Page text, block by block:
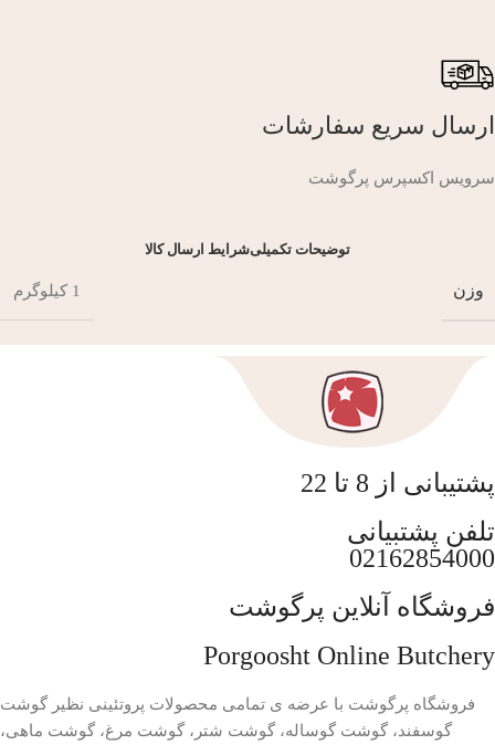
ارسال سریع سفارشات
سرویس اکسپرس پرگوشت
توضیحات تکمیلیشرایط ارسال کالا
وزن 1 کیلوگرم
پشتیبانی از 8 تا 22
تلفن پشتبیانی
02162854000
فروشگاه آنلاین پرگوشت
Porgoosht Online Butchery
فروشگاه پرگوشت با عرضه ی تمامی محصولات پروتئینی نظیر گوشت
گوسفند، گوشت گوساله، گوشت شتر، گوشت مرغ، گوشت ماهی،